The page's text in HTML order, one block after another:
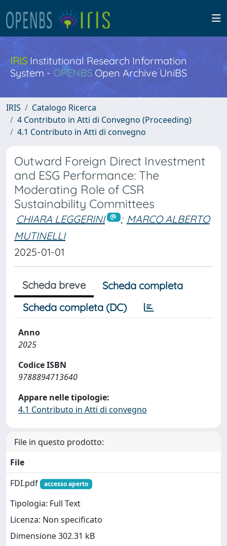
IRISInstitutional Research Information
System - OPENBS Open Archive UniBS
IRIS
Catalogo Ricerca
4 Contributo in Atti di Convegno (Proceeding)
4.1 Contributo in Atti di convegno
Outward Foreign Direct Investment
and ESG Performance: The
Moderating Role of CSR
Sustainability Committees
CHIARA LEGGERINI ; MARCO ALBERTO
MUTINELLI
2025-01-01
Scheda breve
Scheda completa
Scheda completa (DC)
Anno
2025
Codice ISBN
9788894713640
Appare nelle tipologie:
4.1 Contributo in Atti di convegno
File in questo prodotto:
File
FDI.pdf
accesso aperto
Tipologia: Full Text
Licenza: Non specificato
Dimensione 302.31 kB